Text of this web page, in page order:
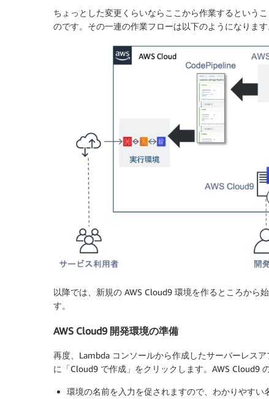
ちょっとした変更くらいならここから作業するという
のです。その一連の作業フローは以下のようになります
以降では、新規の AWS Cloud9 環境を作るところから
す。
AWS Cloud9 開発環境の準備
再度、Lambda コンソールから作成したサーバーレス
に「Cloud9 で作成」をクリックします。AWS Cloud9
環境の名前を入力を促されますので、わかりやすい